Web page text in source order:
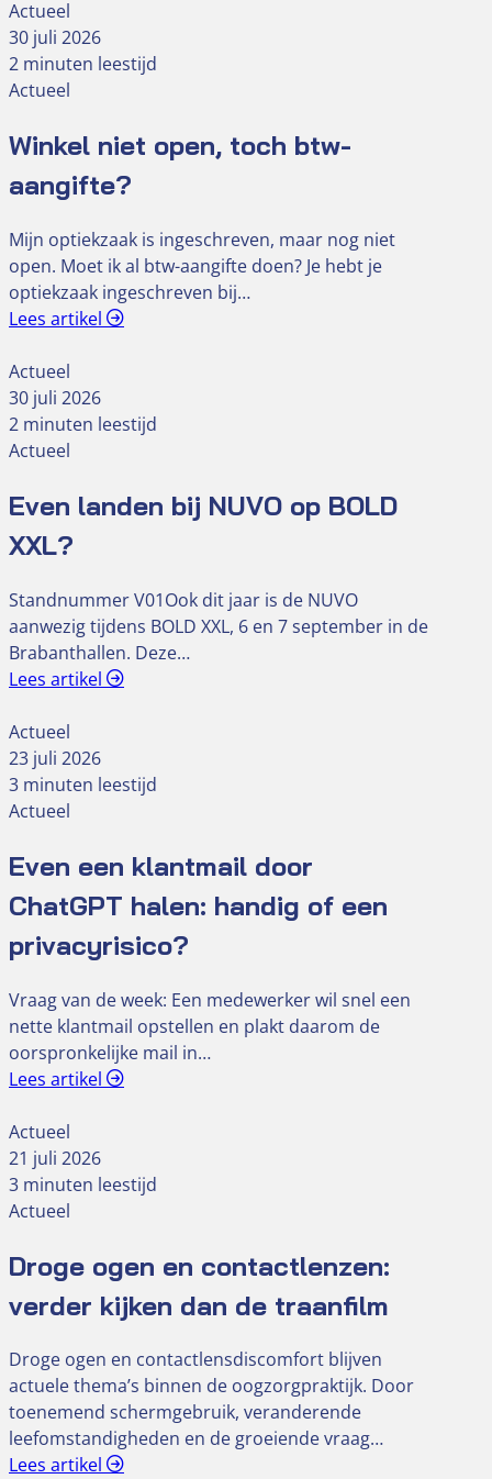
Actueel
30 juli 2026
2 minuten leestijd
Actueel
Winkel niet open, toch btw-
aangifte?
Mijn optiekzaak is ingeschreven, maar nog niet
open. Moet ik al btw-aangifte doen? Je hebt je
optiekzaak ingeschreven bij…
Lees artikel
Actueel
30 juli 2026
2 minuten leestijd
Actueel
Even landen bij NUVO op BOLD
XXL?
Standnummer V01Ook dit jaar is de NUVO
aanwezig tijdens BOLD XXL, 6 en 7 september in de
Brabanthallen. Deze…
Lees artikel
Actueel
23 juli 2026
3 minuten leestijd
Actueel
Even een klantmail door
ChatGPT halen: handig of een
privacyrisico?
Vraag van de week: Een medewerker wil snel een
nette klantmail opstellen en plakt daarom de
oorspronkelijke mail in…
Lees artikel
Actueel
21 juli 2026
3 minuten leestijd
Actueel
Droge ogen en contactlenzen:
verder kijken dan de traanfilm
Droge ogen en contactlensdiscomfort blijven
actuele thema’s binnen de oogzorgpraktijk. Door
toenemend schermgebruik, veranderende
leefomstandigheden en de groeiende vraag…
Lees artikel